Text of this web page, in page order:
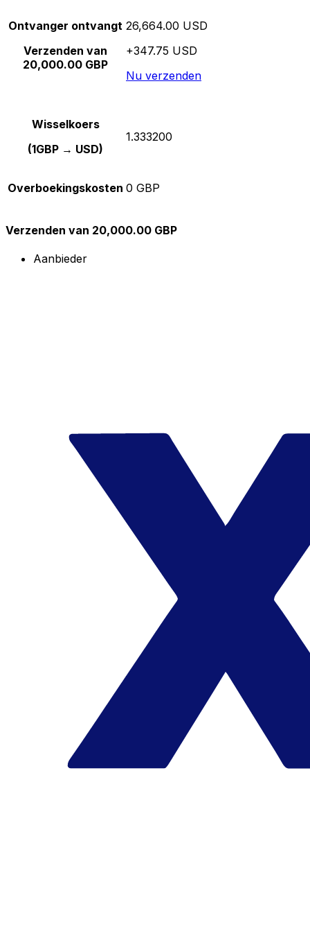
Ontvanger ontvangt
Verzenden van
20,000.00 GBP
26,664.00 USD
+347.75 USD
Nu verzenden
Wisselkoers
(1GBP → USD)
1.333200
Overboekingskosten 0 GBP
Verzenden van 20,000.00 GBP
Aanbieder